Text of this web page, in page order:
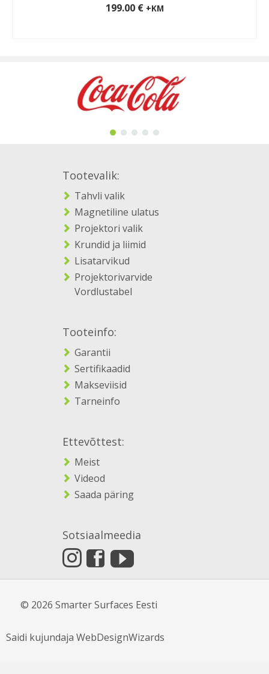
199.00 € +KM
Tootevalik:
Tahvli valik
Magnetiline ulatus
Projektori valik
Krundid ja liimid
Lisatarvikud
Projektorivarvide
Vordlustabel
Tooteinfo:
Garantii
Sertifikaadid
Makseviisid
Tarneinfo
Ettevõttest:
Meist
Videod
Saada päring
Sotsiaalmeedia
© 2026 Smarter Surfaces Eesti
Saidi kujundaja WebDesignWizards